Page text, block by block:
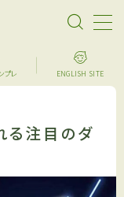
たのメモリ
す。
プレ ENGLISH SITE
る注目のダ